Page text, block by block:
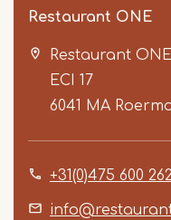
Restaurant ONE
Restaurant ONE
ECI 17
6041 MA
+31(0)475 600
Item